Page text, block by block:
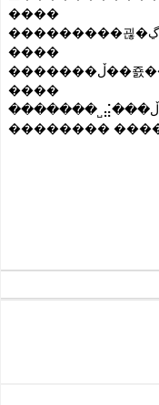
����
����
����
��������